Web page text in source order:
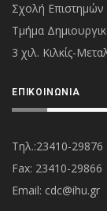
Σχολή
Τμήμα
3 χιλ. Κιλκίς-
ΕΠΙΚΟΙΝΩΝΊΑ
Τηλ.:23410-29876
Fax: 23410-29866
Εmail: cdc@ihu.gr